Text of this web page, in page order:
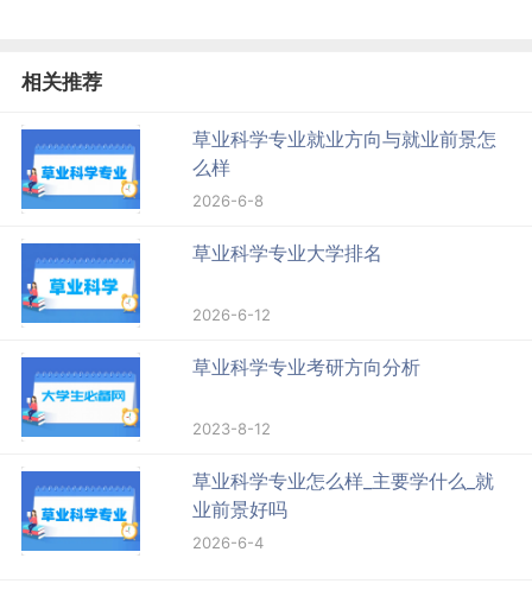
相关推荐
草业科学专业就业方向与就业前景怎
么样
2026-6-8
草业科学专业大学排名
2026-6-12
草业科学专业考研方向分析
2023-8-12
草业科学专业怎么样_主要学什么_就
业前景好吗
2026-6-4